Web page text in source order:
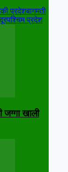
प्रदेशबागमती
प्रदेश
जग्गा खाली